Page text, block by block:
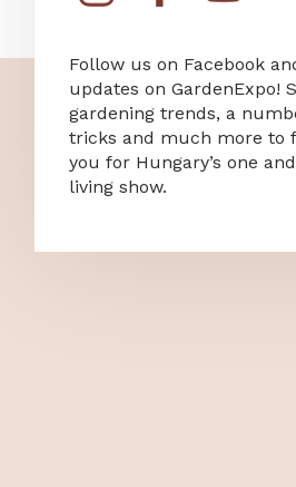
Follow us on Facebook
updates on GardenExpo!
gardening trends, a
tricks and much more to
you for Hungary’s one
living show.